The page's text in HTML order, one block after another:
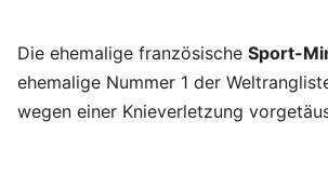
Die ehemalige französische Sport-
ehemalige Nummer 1 der
wegen einer Knieverletzung